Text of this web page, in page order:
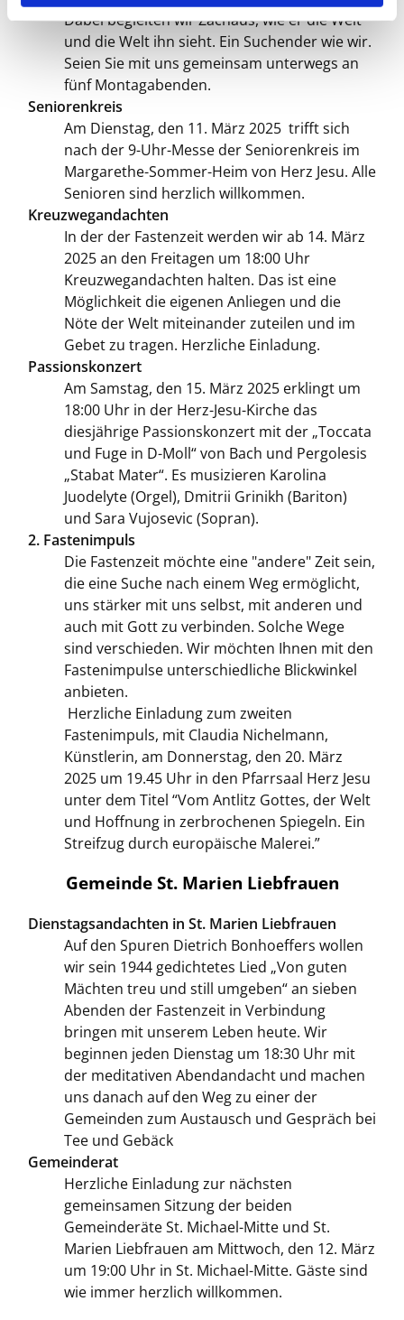
Dabei begleiten wir Zachäus, wie er die Welt
und die Welt ihn sieht. Ein Suchender wie wir.
Seien Sie mit uns gemeinsam unterwegs an
fünf Montagabenden.
Seniorenkreis
Am Dienstag, den 11. März 2025 trifft sich
nach der 9-Uhr-Messe der Seniorenkreis im
Margarethe-Sommer-Heim von Herz Jesu. Alle
Senioren sind herzlich willkommen.
Kreuzwegandachten
In der der Fastenzeit werden wir ab 14. März
2025 an den Freitagen um 18:00 Uhr
Kreuzwegandachten halten. Das ist eine
Möglichkeit die eigenen Anliegen und die
Nöte der Welt miteinander zuteilen und im
Gebet zu tragen. Herzliche Einladung.
Passionskonzert
Am Samstag, den 15. März 2025 erklingt um
18:00 Uhr in der Herz-Jesu-Kirche das
diesjährige Passionskonzert mit der „Toccata
und Fuge in D-Moll“ von Bach und Pergolesis
„Stabat Mater“. Es musizieren Karolina
Juodelyte (Orgel), Dmitrii Grinikh (Bariton)
und Sara Vujosevic (Sopran).
2. Fastenimpuls
Die Fastenzeit möchte eine "andere" Zeit sein,
die eine Suche nach einem Weg ermöglicht,
uns stärker mit uns selbst, mit anderen und
auch mit Gott zu verbinden. Solche Wege
sind verschieden. Wir möchten Ihnen mit den
Fastenimpulse unterschiedliche Blickwinkel
anbieten.
Herzliche Einladung zum zweiten
Fastenimpuls, mit Claudia Nichelmann,
Künstlerin, am Donnerstag, den 20. März
2025 um 19.45 Uhr in den Pfarrsaal Herz Jesu
unter dem Titel “Vom Antlitz Gottes, der Welt
und Hoffnung in zerbrochenen Spiegeln. Ein
Streifzug durch europäische Malerei.”
Gemeinde St. Marien Liebfrauen
Dienstagsandachten in St. Marien Liebfrauen
Auf den Spuren Dietrich Bonhoeffers wollen
wir sein 1944 gedichtetes Lied „Von guten
Mächten treu und still umgeben“ an sieben
Abenden der Fastenzeit in Verbindung
bringen mit unserem Leben heute. Wir
beginnen jeden Dienstag um 18:30 Uhr mit
der meditativen Abendandacht und machen
uns danach auf den Weg zu einer der
Gemeinden zum Austausch und Gespräch bei
Tee und Gebäck
Gemeinderat
Herzliche Einladung zur nächsten
gemeinsamen Sitzung der beiden
Gemeinderäte St. Michael-Mitte und St.
Marien Liebfrauen am Mittwoch, den 12. März
um 19:00 Uhr in St. Michael-Mitte. Gäste sind
wie immer herzlich willkommen.